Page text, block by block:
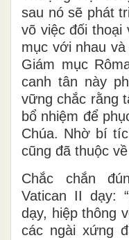
sau nó sẽ phát
võ việc đối thoại
mục với nhau
Giám mục
canh tân này
vững chắc rằng
bổ nhiệm để
Chúa. Nhờ bí
cũng đã thuộc
Chắc chắn
Vatican II dạy:
dạy, hiệp thông
các ngài xứng